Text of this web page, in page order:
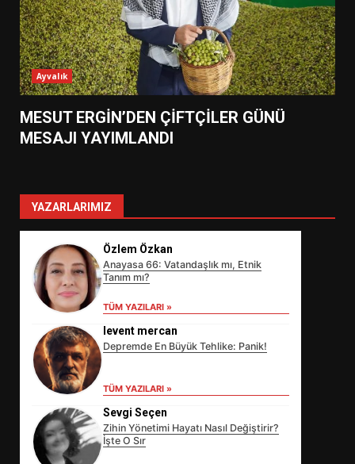
Ayvalık
MESUT ERGİN’DEN ÇİFTÇİLER GÜNÜ
MESAJI YAYIMLANDI
YAZARLARIMIZ
Özlem Özkan
Anayasa 66: Vatandaşlık mı, Etnik
Tanım mı?
TÜM YAZILARI »
levent mercan
Depremde En Büyük Tehlike: Panik!
TÜM YAZILARI »
Sevgi Seçen
Zihin Yönetimi Hayatı Nasıl Değiştirir?
İşte O Sır